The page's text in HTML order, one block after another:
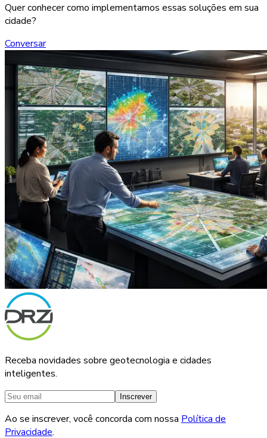
Quer conhecer como implementamos essas soluções em sua
cidade?
Conversar
Receba novidades sobre geotecnologia e cidades
inteligentes.
Inscrever
Ao se inscrever, você concorda com nossa Política de
Privacidade.